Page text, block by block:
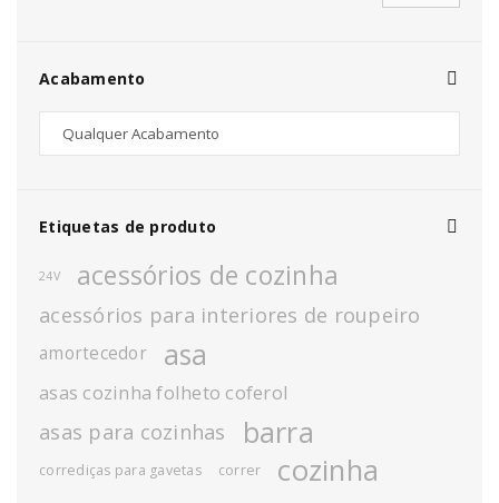
Acabamento
Etiquetas de produto
24V acessórios de cozinha
acessórios para interiores de roupeiro
amortecedor asa
asas cozinha folheto coferol
asas para cozinhas barra
corrediças para gavetas correr cozinha